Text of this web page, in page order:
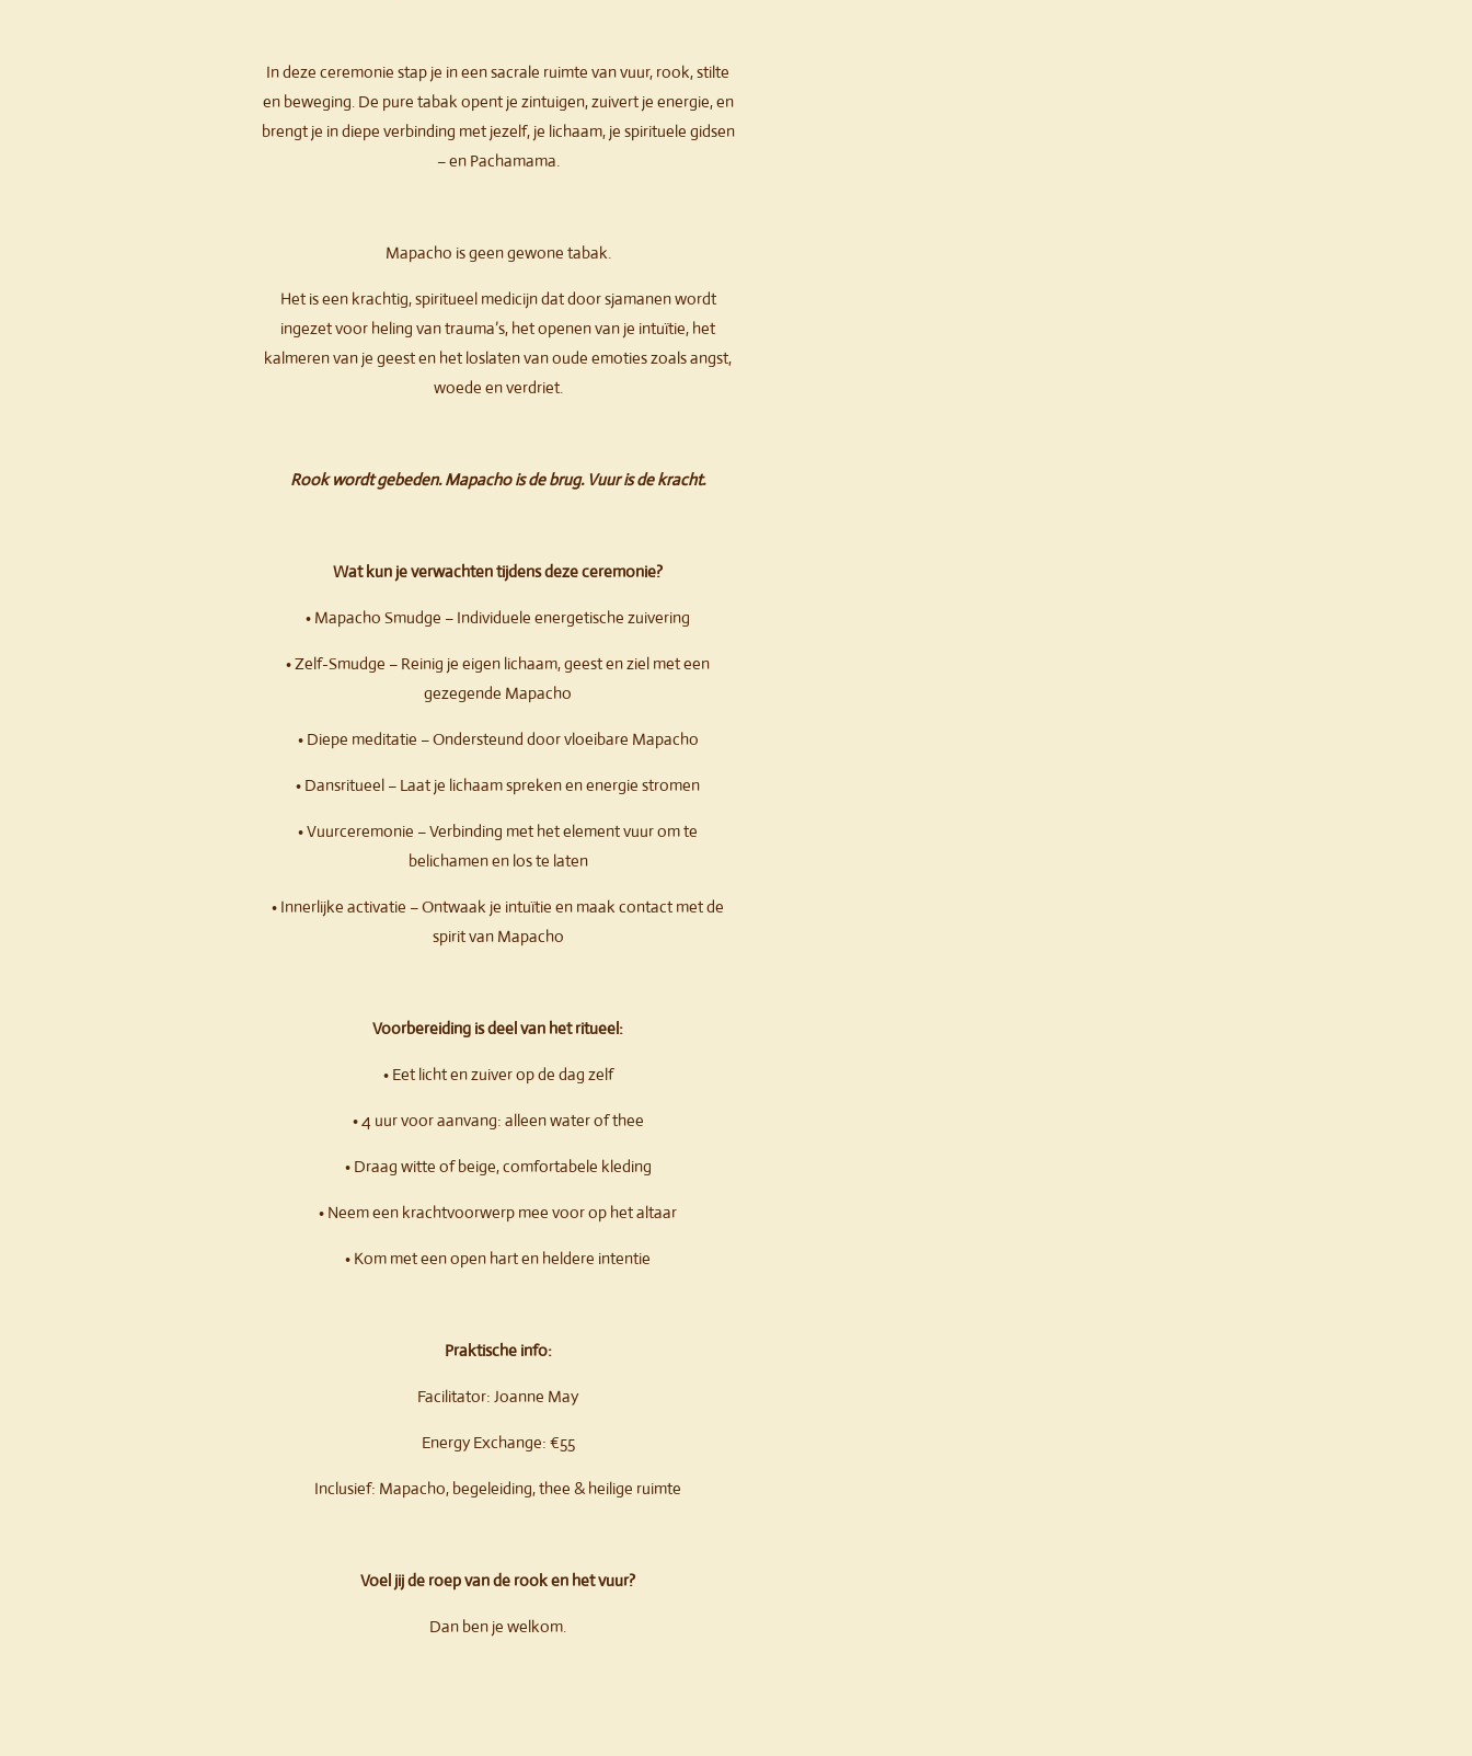
In deze ceremonie stap je in een sacrale ruimte van vuur, rook, stilte
en beweging. De pure tabak opent je zintuigen, zuivert je energie, en
brengt je in diepe verbinding met jezelf, je lichaam, je spirituele gidsen
– en Pachamama.
Mapacho is geen gewone tabak.
Het is een krachtig, spiritueel medicijn dat door sjamanen wordt
ingezet voor heling van trauma’s, het openen van je intuïtie, het
kalmeren van je geest en het loslaten van oude emoties zoals angst,
woede en verdriet.
Rook wordt gebeden. Mapacho is de brug. Vuur is de kracht.
Wat kun je verwachten tijdens deze ceremonie?
• Mapacho Smudge – Individuele energetische zuivering
• Zelf-Smudge – Reinig je eigen lichaam, geest en ziel met een
gezegende Mapacho
• Diepe meditatie – Ondersteund door vloeibare Mapacho
• Dansritueel – Laat je lichaam spreken en energie stromen
• Vuurceremonie – Verbinding met het element vuur om te
belichamen en los te laten
• Innerlijke activatie – Ontwaak je intuïtie en maak contact met de
spirit van Mapacho
Voorbereiding is deel van het ritueel:
• Eet licht en zuiver op de dag zelf
• 4 uur voor aanvang: alleen water of thee
• Draag witte of beige, comfortabele kleding
• Neem een krachtvoorwerp mee voor op het altaar
• Kom met een open hart en heldere intentie
Praktische info:
Facilitator: Joanne May
Energy Exchange: €55
Inclusief: Mapacho, begeleiding, thee & heilige ruimte
Voel jij de roep van de rook en het vuur?
Dan ben je welkom.